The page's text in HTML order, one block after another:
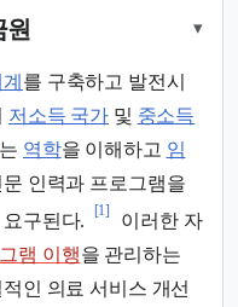
▾
를 구축하고 발전시
저소득 국가 및 중소득
역학을 이해하고 임
인력과 프로그램을
구된다.
[1]
이러한 자
램 이행을 관리하는
인 의료 서비스 개선